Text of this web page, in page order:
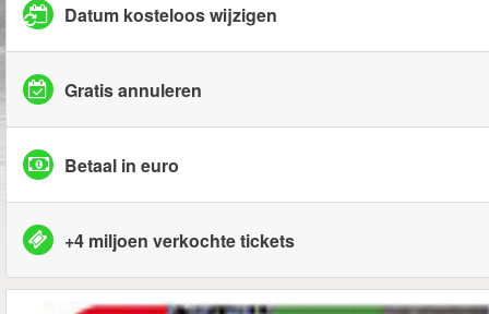
Datum kosteloos wijzigen
Gratis annuleren
Betaal in euro
+4 miljoen verkochte tickets